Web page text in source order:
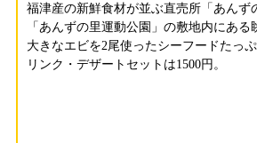
福津産の新鮮食材が並ぶ直売所「あんず
「あんずの里運動公園」の敷地内にある
大きなエビを2尾使ったシーフードたっ
リンク・デザートセットは1500円。